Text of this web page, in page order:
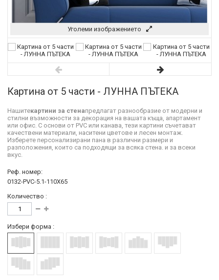
Уголеми изображението
Картина от 5 части - ЛУННА ПЪТЕКА
Нашитекартини за стенапредлагат разнообразие от модерни и
стилни възможности за декорация на вашата къща, апартамент
или офис. С основи от PVC или канава, тези картини съчетават
качествени материали, наситени цветове и лесен монтаж.
Изберете персонализирани пана в различни размери и
разположения, които са подходящи за всяка стена. и за всеки
вкус.
Реф. номер:
0132-PVC-5.1-110X65
Количество :
Избери форма :